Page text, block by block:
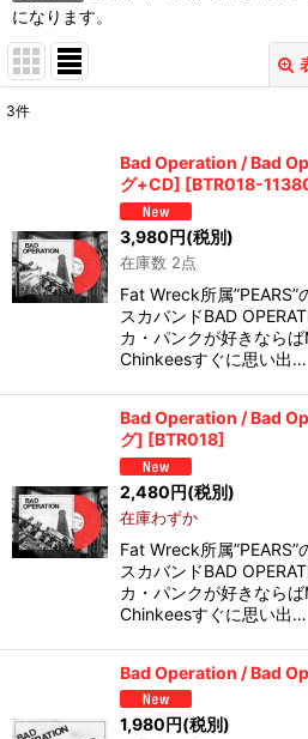
になります。
3件
Bad Operation / Bad
グ+CD] [BTR018-
3,980円(税別)
在庫数 2点
Fat Wreck所属
スカバンドBAD
カ・パンクが好きなら
Chinkeesすぐに思い出…
Bad Operation / Bad
グ] [BTR018]
2,480円(税別)
在庫わずか
Fat Wreck所属
スカバンドBAD
カ・パンクが好きなら
Chinkeesすぐに思い出…
Bad Operation / Bad
1,980 円(税別)